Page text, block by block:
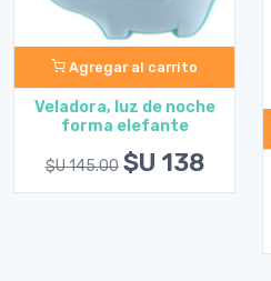
Agregar al carrito
Veladora, luz de noche
forma elefante
$U 145.00 $U 138